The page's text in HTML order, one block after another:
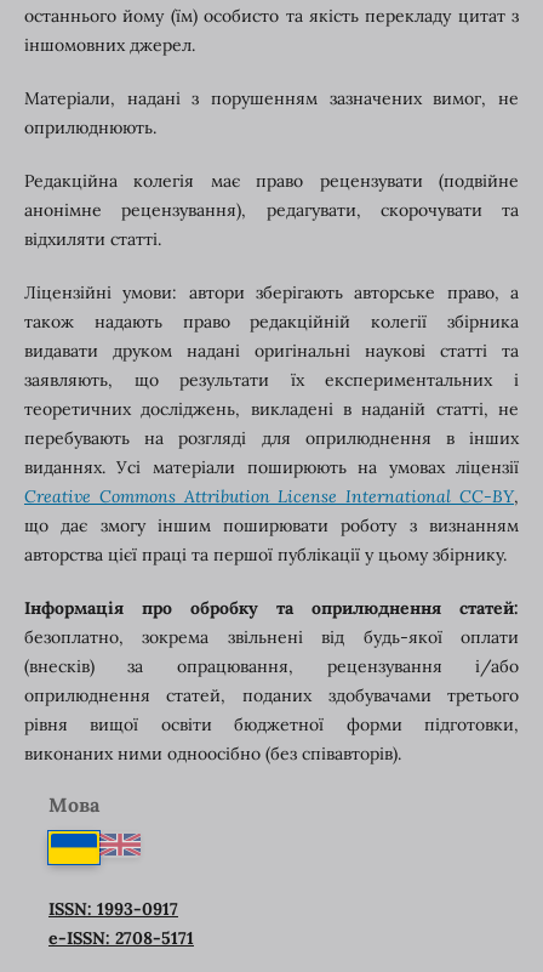
останнього йому (їм) особисто та якість перекладу цитат з
іншомовних джерел.
Матеріали, надані з порушенням зазначених вимог, не
оприлюднюють.
Редакційна колегія має право рецензувати (подвійне
анонімне рецензування), редагувати, скорочувати та
відхиляти статті.
Ліцензійні умови: автори зберігають авторське право, а
також надають право редакційній колегії збірника
видавати друком надані оригінальні наукові статті та
заявляють, що результати їх експериментальних і
теоретичних досліджень, викладені в наданій статті, не
перебувають на розгляді для оприлюднення в інших
виданнях. Усі матеріали поширюють на умовах ліцензії
Creative Commons Attribution License International CC-BY,
що дає змогу іншим поширювати роботу з визнанням
авторства цієї праці та першої публікації у цьому збірнику.
Інформація про обробку та оприлюднення статей:
безоплатно, зокрема звільнені від будь-якої оплати
(внесків) за опрацювання, рецензування і/або
оприлюднення статей, поданих здобувачами третього
рівня вищої освіти бюджетної форми підготовки,
виконаних ними одноосібно (без співавторів).
Мова
ISSN: 1993-0917
e-ISSN: 2708-5171